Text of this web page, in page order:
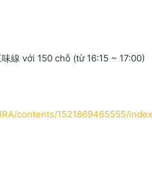
線 với 150 chỗ (từ 16:15 ~ 17:00)
contents/1521869465555/